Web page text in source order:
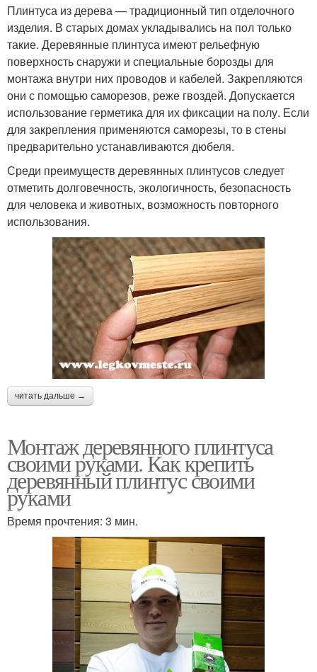
Плинтуса из дерева — традиционный тип отделочного
изделия. В старых домах укладывались на пол только
такие. Деревянные плинтуса имеют рельефную
поверхность снаружи и специальные борозды для
монтажа внутри них проводов и кабелей. Закрепляются
они с помощью саморезов, реже гвоздей. Допускается
использование герметика для их фиксации на полу. Если
для закрепления применяются саморезы, то в стены
предварительно устанавливаются дюбеля.
Среди преимуществ деревянных плинтусов следует
отметить долговечность, экологичность, безопасность
для человека и животных, возможность повторного
использования.
читать дальше →
Монтаж деревянного плинтуса
своими руками. Как крепить
деревянный плинтус своими
руками
Время прочтения: 3 мин.